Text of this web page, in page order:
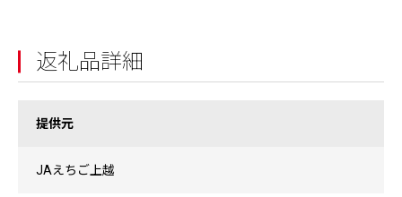
返礼品詳細
提供元
JAえちご上越